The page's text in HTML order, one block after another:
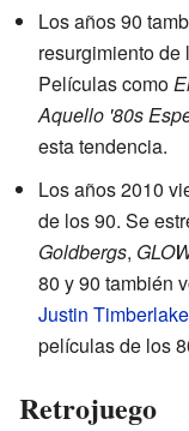
Los años 90
resurgimiento de
Películas como
Aquello '80s
esta tendencia.
Los años 2010
de los 90. Se
Goldbergs,
80 y 90 también
Justin Timberlake
películas de los
Retrojuego